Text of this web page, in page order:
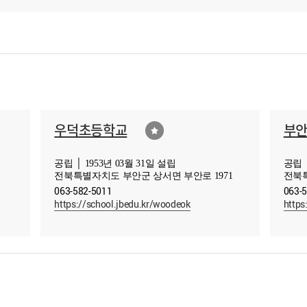
우덕초등학교
공립 │ 1953년 03월 31일 설립
전북특별자치도 부안군 상서면 부안로 1971
063-582-5011
https://school.jbedu.kr/woodeok
부
공립
전북
063-